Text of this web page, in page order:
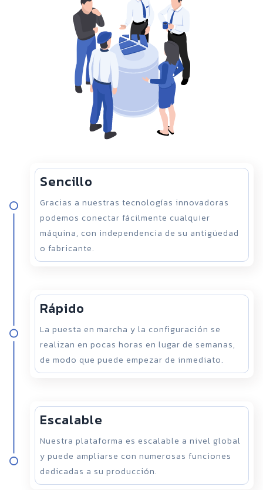
Sencillo
Gracias a nuestras tecnologías innovadoras
podemos conectar fácilmente cualquier
máquina, con independencia de su antigüedad
o fabricante.
Rápido
La puesta en marcha y la configuración se
realizan en pocas horas en lugar de semanas,
de modo que puede empezar de inmediato.
Escalable
Nuestra plataforma es escalable a nivel global
y puede ampliarse con numerosas funciones
dedicadas a su producción.